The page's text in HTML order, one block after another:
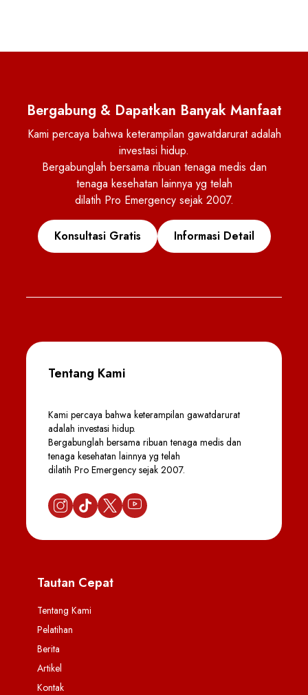
Bergabung & Dapatkan Banyak Manfaat
Kami percaya bahwa keterampilan gawatdarurat adalah
investasi hidup.
Bergabunglah bersama ribuan tenaga medis dan
tenaga kesehatan lainnya yg telah
dilatih Pro Emergency sejak 2007.
Konsultasi Gratis Informasi Detail
Tentang Kami
Kami percaya bahwa keterampilan gawatdarurat
adalah investasi hidup.
Bergabunglah bersama ribuan tenaga medis dan
tenaga kesehatan lainnya yg telah
dilatih Pro Emergency sejak 2007.
Tautan Cepat
Tentang Kami
Pelatihan
Berita
Artikel
Kontak